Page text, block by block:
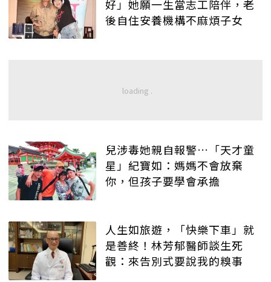
好」她願一生當志工陪伴，老
後自住安養機構不麻煩子女
兒涉毒她親自報警…「天才童
星」紀寶如：媽媽不會放棄
你，但孩子要學會承擔
人生如旅遊，「快樂下車」就
是善終！林芳郁醫師談生死
觀：來告別式要說我的糗事